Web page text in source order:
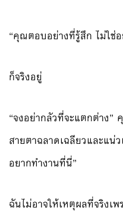
“คุณตอบอย่างที่รู้สึก ไม่ใช่
ก็จริงอยู่
“จงอย่ากลัวที่จะแตกต่าง”
สายตาฉลาดเฉลียวและแ
อยากทำงานที่นี่”
ฉันไม่อาจให้เหตุผลที่จริงเ